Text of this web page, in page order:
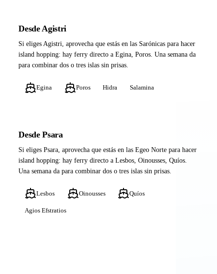
Desde Agistri
Si eliges Agistri, aprovecha que estás en las Sarónicas para hacer
island hopping: hay ferry directo a Egina, Poros. Una semana da
para combinar dos o tres islas sin prisas.
Egina Poros Hidra Salamina
Desde Psara
Si eliges Psara, aprovecha que estás en las Egeo Norte para hacer
island hopping: hay ferry directo a Lesbos, Oinousses, Quíos.
Una semana da para combinar dos o tres islas sin prisas.
Lesbos Oinousses Quíos
Agios Efstratios